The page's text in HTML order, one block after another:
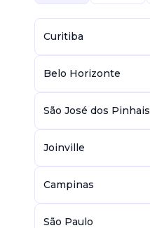
Curitiba
Belo Horizonte
São José dos Pinhais
Joinville
Campinas
São Paulo